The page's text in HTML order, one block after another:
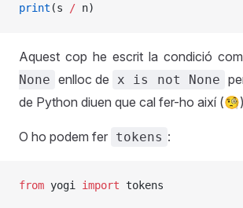
print (s / n)
Aquest cop he escrit la condició
None enlloc de x is not None
de Python diuen que cal fer-ho així
O ho podem fer tokens :
from yogi import tokens